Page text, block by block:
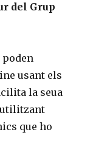
del Grup
poden
usant els
la seua
utilitzant
que ho